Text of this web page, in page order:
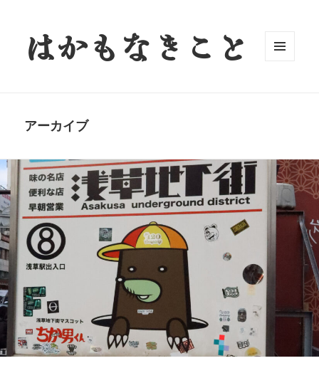
はかもなきこと
アーカイブ